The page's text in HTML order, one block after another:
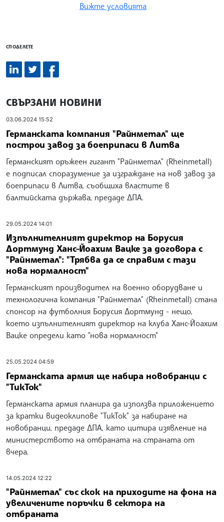
Вижте условията
СПОДЕЛЕТЕ
СВЪРЗАНИ НОВИНИ
03.06.2024 15:52
Германската компания "Райнметал" ще
построи завод за боеприпаси в Литва
Германският оръжеен гигант "Райнметал" (Rheinmetall)
е подписал споразумение за изграждане на нов завод за
боеприпаси в Литва, съобщиха властите в
балтийската държава, предаде ДПА.
29.05.2024 14:01
Изпълнителният директор на Борусия
Дортмунд Ханс-Йоахим Вацке за договора с
"Райнметал": "Трябва да се справим с тази
нова нормалност"
Германският производител на военно оборудване и
технологична компания "Райнметал" (Rheinmetall) стана
спонсор на футболния Борусия Дортмунд - нещо,
което изпълнителният директор на клуба Ханс-Йоахим
Вацке определи като "нова нормалност"
25.05.2024 04:59
Германската армия ще набира новобранци с
"ТикТок"
Германската армия планира да използва приложението
за кратки видеоклипове "ТикТок" за набиране на
новобранци, предаде ДПА, като цитира изявление на
министерството на отбраната на страната от
вчера.
14.05.2024 12:22
"Райнметал" със скок на приходите на фона на
увеличените поръчки в сектора на
отбраната